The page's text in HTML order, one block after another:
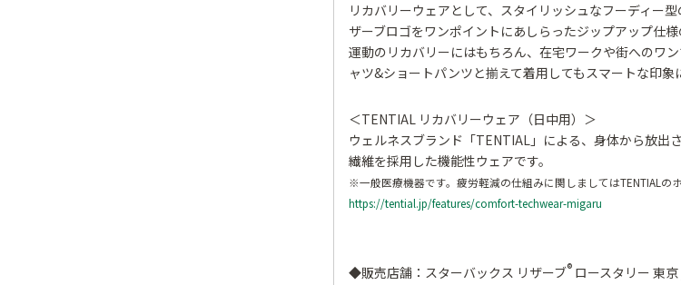
リカバリーウェアとして、スタイリッシュなフーディー
ザーブロゴをワンポイントにあしらったジップアップ仕
運動のリカバリーにはもちろん、在宅ワークや街へのワ
ャツ&ショートパンツと揃えて着用してもスマートな印象
＜TENTIAL リカバリーウェア（日中用）＞
ウェルネスブランド「TENTIAL」による、身体から放出
繊維を採用した機能性ウェアです。
※一般医療機器です。疲労軽減の仕組みに関しましてはTENTIALの
https://tential.jp/features/comfort-techwear-migaru
◆販売店舗：スターバックス リザーブ® ロースタリー 東